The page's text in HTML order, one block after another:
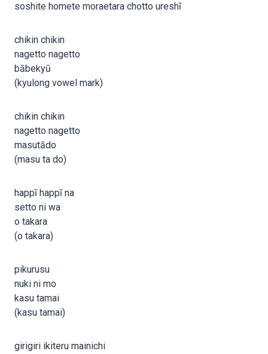
soshite homete moraetara chotto ureshī
chikin chikin
nagetto nagetto
bābekyū
(kyulong vowel mark)
chikin chikin
nagetto nagetto
masutādo
(masu ta do)
happī happī na
setto ni wa
o takara
(o takara)
pikurusu
nuki ni mo
kasu tamai
(kasu tamai)
girigiri ikiteru mainichi